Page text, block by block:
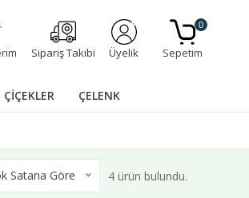
Sipariş Takibi Üyelik Sepetim
0
ÇELENK
Satana Göre 4 ürün bulundu.